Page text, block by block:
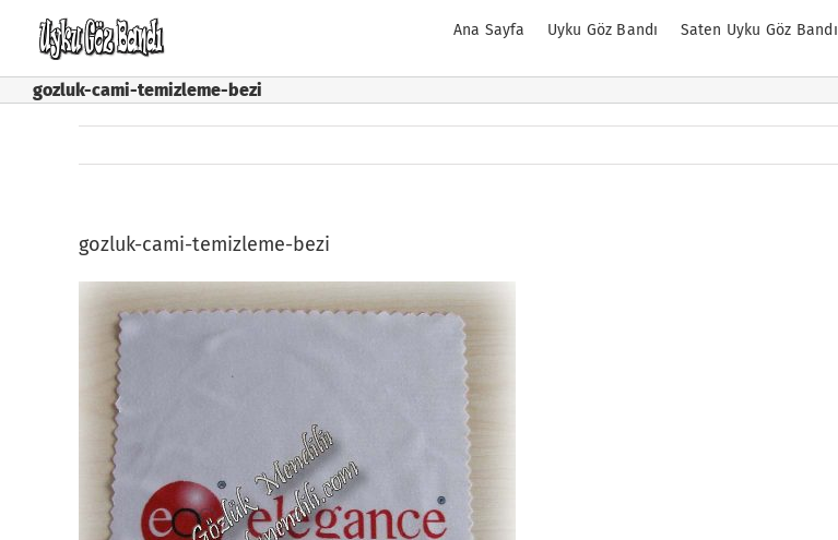
content
Ana Sayfa Uyku Göz Bandı Saten Uyku Göz Bandı
gozluk-cami-temizleme-bezi
gozluk-cami-temizleme-bezi